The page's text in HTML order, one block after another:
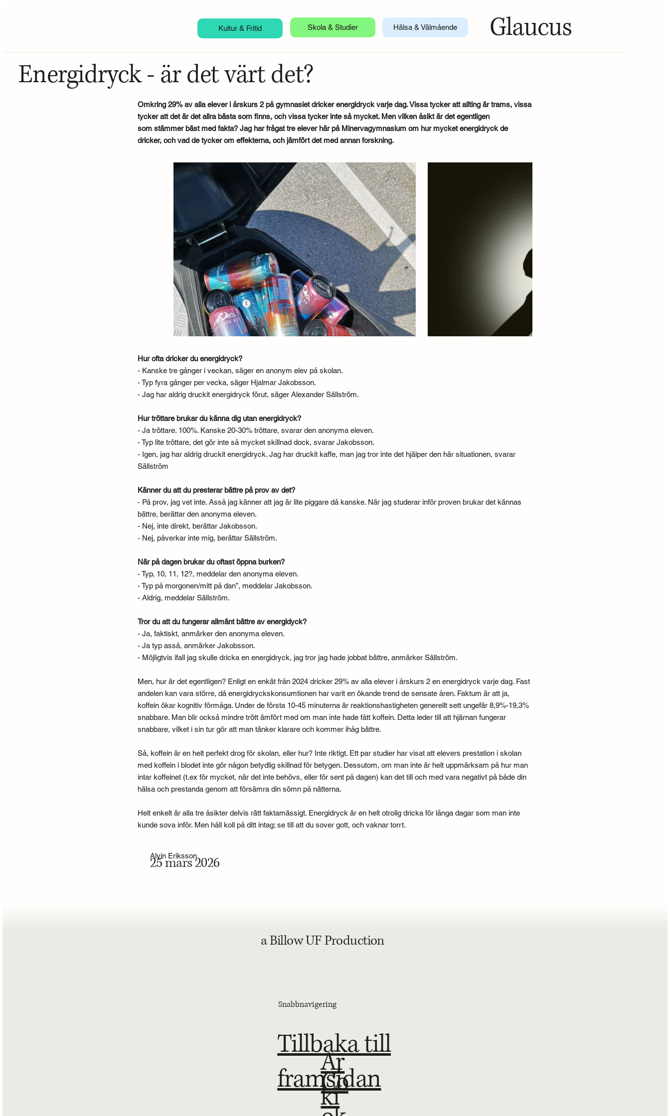
Kultur & Fritid Skola & Studier Hälsa & Välmående
Glaucus
Energidryck - är det värt det?
Omkring 29% av alla elever i årskurs 2 på gymnasiet dricker energidryck varje dag. Vissa tycker att allting är trams, vissa
tycker att det är det allra bästa som finns, och vissa tycker inte så mycket. Men vilken åsikt är det egentligen
som stämmer bäst med fakta? Jag har frågat tre elever här på Minervagymnasium om hur mycket energidryck de
dricker, och vad de tycker om effekterna, och jämfört det med annan forskning.
Hur ofta dricker du energidryck?
- Kanske tre gånger i veckan, säger en anonym elev på skolan.
- Typ fyra gånger per vecka, säger Hjalmar Jakobsson.
- Jag har aldrig druckit energidryck förut, säger Alexander Sällström.
Hur tröttare brukar du känna dig utan energidryck?
- Ja tröttare. 100%. Kanske 20-30% tröttare, svarar den anonyma eleven.
- Typ lite tröttare, det gör inte så mycket skillnad dock, svarar Jakobsson.
- Igen, jag har aldrig druckit energidryck. Jag har druckit kaffe, man jag tror inte det hjälper den här situationen, svarar
Sällström
Känner du att du presterar bättre på prov av det?
- På prov, jag vet inte. Asså jag känner att jag är lite piggare då kanske. När jag studerar inför proven brukar det kännas
bättre, berättar den anonyma eleven.
- Nej, inte direkt, berättar Jakobsson.
- Nej, påverkar inte mig, berättar Sällström.
När på dagen brukar du oftast öppna burken?
- Typ, 10, 11, 12?, meddelar den anonyma eleven.
- Typ på morgonen/mitt på dan”, meddelar Jakobsson.
- Aldrig, meddelar Sällström.
Tror du att du fungerar allmänt bättre av energidyck?
- Ja, faktiskt, anmärker den anonyma eleven.
- Ja typ asså, anmärker Jakobsson.
- Möjligtvis ifall jag skulle dricka en energidryck, jag tror jag hade jobbat bättre, anmärker Sällström.
Men, hur är det egentligen? Enligt en enkät från 2024 dricker 29% av alla elever i årskurs 2 en energidryck varje dag. Fast
andelen kan vara större, då energidryckskonsumtionen har varit en ökande trend de sensate åren. Faktum är att ja,
koffein ökar kognitiv förmåga. Under de första 10-45 minuterna är reaktionshastigheten generellt sett ungefär 8,9%-19,3%
snabbare. Man blir också mindre trött ämfört med om man inte hade fått koffein. Detta leder till att hjärnan fungerar
snabbare, vilket i sin tur gör att man tänker klarare och kommer ihåg bättre.
Så, koffein är en helt perfekt drog för skolan, eller hur? Inte riktigt. Ett par studier har visat att elevers prestation i skolan
med koffein i blodet inte gör någon betydlig skillnad för betygen. Dessutom, om man inte är helt uppmärksam på hur man
intar koffeinet (t.ex för mycket, när det inte behövs, eller för sent på dagen) kan det till och med vara negativt på både din
hälsa och prestanda genom att försämra din sömn på nätterna.
Helt enkelt är alla tre åsikter delvis rätt faktamässigt. Energidryck är en helt otrolig dricka för långa dagar som man inte
kunde sova inför. Men håll koll på ditt intag; se till att du sover gott, och vaknar torrt.
Alvin Eriksson
25 mars 2026
Snabbnavigering
Tillbaka till
framsidan
Ar
ki
Co
a Billow UF Production